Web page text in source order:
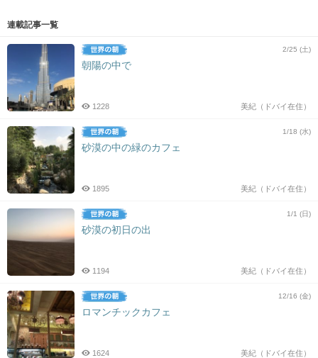
連載記事一覧
2/25 (土)
朝陽の中で
美紀（ドバイ在住）
1228
1/18 (水)
砂漠の中の緑のカフェ
美紀（ドバイ在住）
1895
1/1 (日)
砂漠の初日の出
美紀（ドバイ在住）
1194
12/16 (金)
ロマンチックカフェ
美紀（ドバイ在住）
1624